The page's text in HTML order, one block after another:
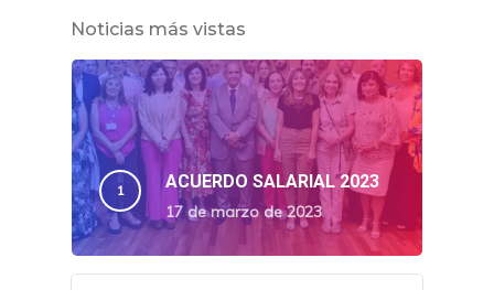
Noticias más vistas
ACUERDO SALARIAL 2023
17 de marzo de 2023